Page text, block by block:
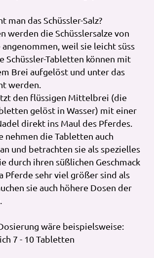
man das Schüssler-Salz?
werden die Schüsslersalze von
weil sie leicht süss
Schüssler-Tabletten können mit
Brei aufgelöst und unter das
werden.
den flüssigen Mittelbrei (die
gelöst in Wasser) mit einer
direkt ins Maul des Pferdes.
nehmen die Tabletten auch
und betrachten sie als spezielles
durch ihren süßlichen Geschmack
Pferde sehr viel größer sind als
sie auch höhere Dosen der
wäre beispielsweise:
7 - 10 Tabletten